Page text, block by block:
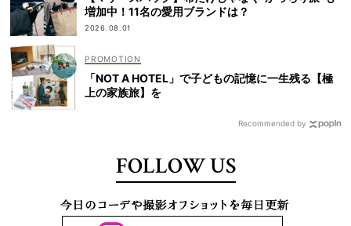
増加中！11名の愛用ブランドは？
2026.08.01
「NOT A HOTEL」で子どもの記憶に一生残る【極
上の家族旅】を
Recommended by
FOLLOW US